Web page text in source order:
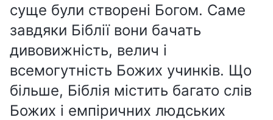
суще були створені Богом. Саме
завдяки Біблії вони бачать
дивовижність, велич і
всемогутність Божих учинків. Що
більше, Біблія містить багато слів
Божих і емпіричних людських